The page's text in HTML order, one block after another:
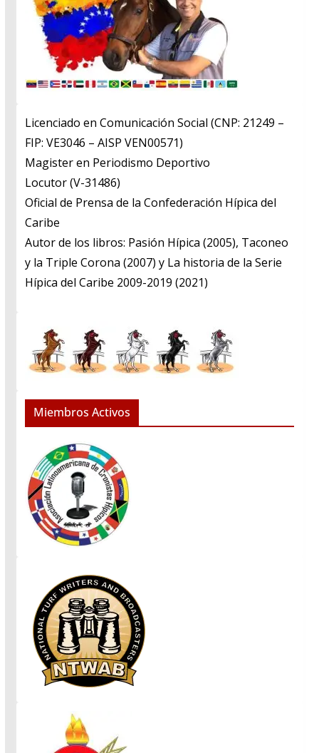
Licenciado en Comunicación Social (CNP: 21249 –
FIP: VE3046 – AISP VEN00571)
​Magister en Periodismo Deportivo
​Locutor (V-31486)
​Oficial de Prensa de la Confederación Hípica del
Caribe
​Autor de los libros: Pasión Hípica (2005), Taconeo
y la Triple Corona (2007) y La historia de la Serie
Hípica del Caribe 2009-2019 (2021)
Miembros Activos